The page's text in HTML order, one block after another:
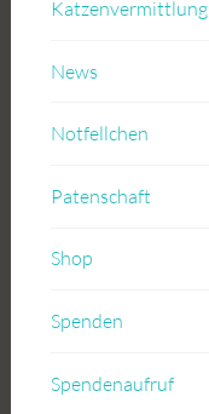
Katzenvermittlung
News
Notfellchen
Patenschaft
Shop
Spenden
Spendenaufruf